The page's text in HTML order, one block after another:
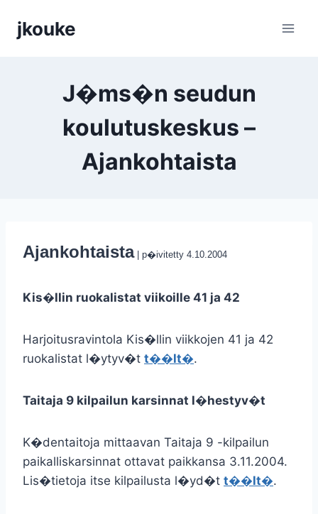
sisältöön
jkouke
J�ms�n seudun
koulutuskeskus –
Ajankohtaista
Ajankohtaista| p�ivitetty 4.10.2004
Kis�llin ruokalistat viikoille 41 ja 42
Harjoitusravintola Kis�llin viikkojen 41 ja 42
ruokalistat l�ytyv�t t��lt�.
Taitaja 9 kilpailun karsinnat l�hestyv�t
K�dentaitoja mittaavan Taitaja 9 -kilpailun
paikalliskarsinnat ottavat paikkansa 3.11.2004.
Lis�tietoja itse kilpailusta l�yd�t t��lt�.